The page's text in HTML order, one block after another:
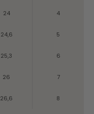
24 4
24,6 5
25,3 6
26 7
26,6 8